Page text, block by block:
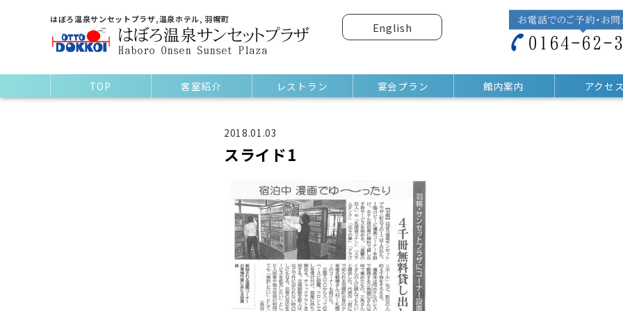
はぼろ温泉サンセットプラザ,温泉ホテル, 羽幌町
English
TOP 客室紹介 レストラン 宴会プラン 館内案内 アクセ
2018.01.03
スライド1